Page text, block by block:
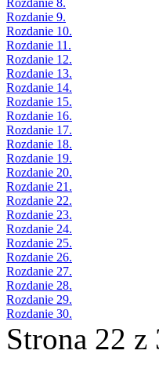
Rozdanie 8.
Rozdanie 9.
Rozdanie 10.
Rozdanie 11.
Rozdanie 12.
Rozdanie 13.
Rozdanie 14.
Rozdanie 15.
Rozdanie 16.
Rozdanie 17.
Rozdanie 18.
Rozdanie 19.
Rozdanie 20.
Rozdanie 21.
Rozdanie 22.
Rozdanie 23.
Rozdanie 24.
Rozdanie 25.
Rozdanie 26.
Rozdanie 27.
Rozdanie 28.
Rozdanie 29.
Rozdanie 30.
Strona 22 z